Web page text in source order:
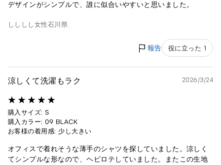
デザインがシンプルで、誰に似合いやすいと思いました。
しししし 女性石川県
報告 役に立った 1
涼しくて洗濯もラク 2026/3/24
購入サイズ: S
購入カラー: 09 BLACK
お客様の着用感: 少し大きい
オフィスで着れそうな薄手のシャツを探していました。涼しく
てシンプルな形なので、ヘビロテしていました。またこの生地